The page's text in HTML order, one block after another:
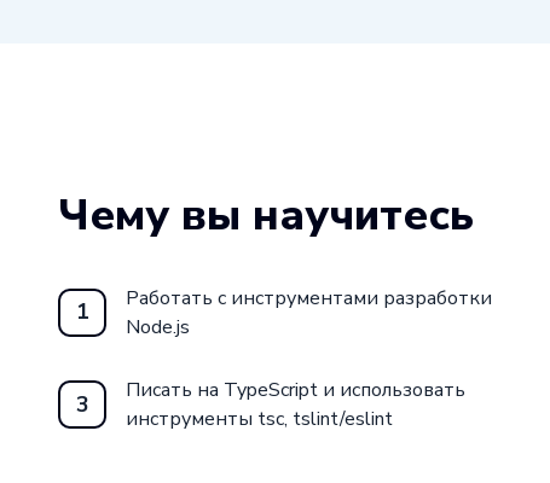
Чему вы научитесь
1
Работать с инструментами разработки
Node.js
3
Писать на TypeScript и использовать
инструменты tsc, tslint/eslint